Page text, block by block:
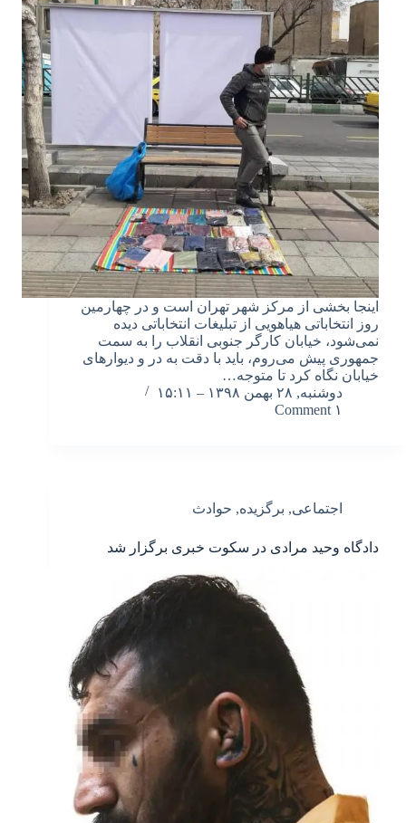
اینجا بخشی از مرکز شهر تهران است و در چهارمین
روز انتخاباتی هیاهویی از تبلیغات انتخاباتی دیده
نمی‌شود، خیابان کارگر جنوبی انقلاب را به سمت
جمهوری پیش می‌روم، باید با دقت به در و دیوارهای
خیابان نگاه کرد تا متوجه…
دوشنبه, ۲۸ بهمن ۱۳۹۸ – ۱۵:۱۱
۱ Comment
اجتماعی, برگزیده, حوادث
دادگاه وحید مرادی در سکوت خبری برگزار شد